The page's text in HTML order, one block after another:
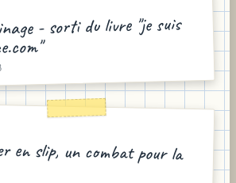
- sorti du livre "je suis
en slip, un combat pour la